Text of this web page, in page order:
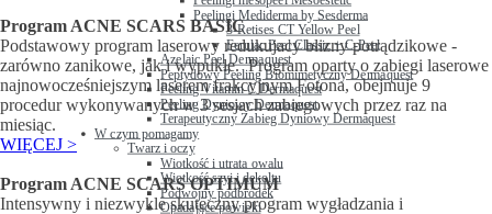
Program ACNE SCARS BASIC
Podstawowy program laserowy redukujacy blizny potrądzikowe -
zarówno zanikowe, jak i wypukłe. Program oparty o zabiegi laserowe
najnowocześniejszym laserem frakcyjnym Fotona, obejmuje 9
procedur wykonywanych w 3 sesjach zabiegowych przez raz na
miesiąc.
WIĘCEJ >
Program ACNE SCARS OPTIMUM
Intensywny i niezwykle skuteczny program wygładzania i
Peelingi Mediderma by Sesderma
3-Retises CT Yellow Peel
Ferulac Peel Classic + C-Peel
Azelaic Peel Dermaquest
Peptydowy Peeling Biomimetyczny Dermaquest
Peeling Vitamin C Dermaquest
Peeling Dyniowy Dermaquest
Terapeutyczny Zabieg Dyniowy Dermaquest
W czym pomagamy
Twarz i oczy
Wiotkość i utrata owalu
Wiotkość szyi i dekoltu
Podwójny podbródek
Opadające powieki